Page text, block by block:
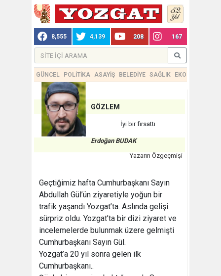
8,555 4,139 208 167
GÜNCEL POLİTİKA ASAYİŞ BELEDİYE SAĞLIK EKONOMİ
GÖZLEM
İyi bir fırsattı
Erdoğan BUDAK
Yazarın Özgeçmişi
Geçtiğimiz hafta Cumhurbaşkanı Sayın
Abdullah Gül’ün ziyaretiyle yoğun bir
trafik yaşandı Yozgat’ta. Aslında gelişi
sürpriz oldu. Yozgat’ta bir dizi ziyaret ve
incelemelerde bulunmak üzere gelmişti
Cumhurbaşkanı Sayın Gül.
Yozgat’a 20 yıl sonra gelen ilk
Cumhurbaşkanı..